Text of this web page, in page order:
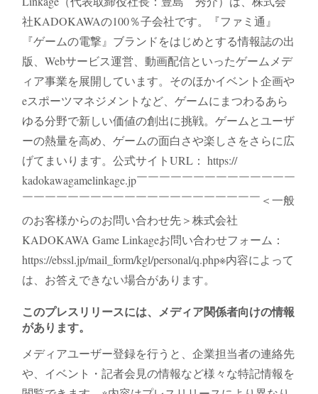
社KADOKAWAの100％子会社です。『ファミ通』
『ゲームの電撃』ブランドをはじめとする情報誌の出
版、Webサービス運営、動画配信といったゲームメデ
ィア事業を展開しています。そのほかイベント企画や
eスポーツマネジメントなど、ゲームにまつわるあら
ゆる分野で新しい価値の創出に挑戦。ゲームとユーザ
ーの熱量を高め、ゲームの面白さや楽しさをさらに広
げてまいります。公式サイトURL： https://
kadokawagamelinkage.jp￣￣￣￣￣￣￣￣￣￣￣￣￣￣
￣￣￣￣￣￣￣￣￣￣￣￣￣￣￣￣￣￣￣￣￣＜一般
のお客様からのお問い合わせ先＞株式会社
KADOKAWA Game Linkageお問い合わせフォーム：
https://ebssl.jp/mail_form/kgl/personal/q.php※内容によって
は、お答えできない場合があります。
このプレスリリースには、メディア関係者向けの情報
があります。
メディアユーザー登録を行うと、企業担当者の連絡先
や、イベント・記者会見の情報など様々な特記情報を